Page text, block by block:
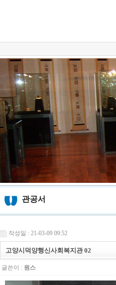
관공서
작성일 : 21-03-09 09:52
고양시덕양행신사회복지관 02
글쓴이 : 원스